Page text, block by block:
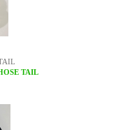
TAIL